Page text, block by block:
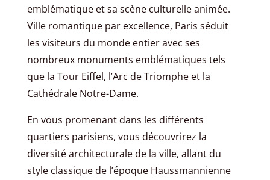
emblématique et sa scène culturelle animée.
Ville romantique par excellence, Paris séduit
les visiteurs du monde entier avec ses
nombreux monuments emblématiques tels
que la Tour Eiffel, l’Arc de Triomphe et la
Cathédrale Notre-Dame.
En vous promenant dans les différents
quartiers parisiens, vous découvrirez la
diversité architecturale de la ville, allant du
style classique de l’époque Haussmannienne